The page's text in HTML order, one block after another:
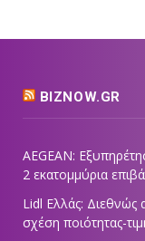
BIZNOW.GR
AEGEAN:
2 εκατομμύρια
Lidl Ελλάς: Διεθνώς
σχέση ποιότητας-